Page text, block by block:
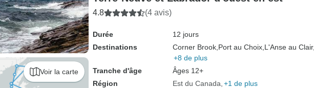
Voir la carte
4.8 (4 avis)
Durée
12 jours
Destinations
Corner Brook, Port au Choix, L'Anse au Clair,
+8 de plus
Tranche d'âge
Âges 12+
Région
Est du Canada +1 de plus